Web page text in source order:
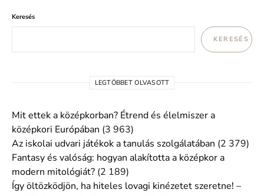
Keresés
KERESÉS
LEGTÖBBET OLVASOTT
Mit ettek a középkorban? Étrend és élelmiszer a
középkori Európában (3 963)
Az iskolai udvari játékok a tanulás szolgálatában (2 379)
Fantasy és valóság: hogyan alakította a középkor a
modern mitológiát? (2 189)
Így öltözködjön, ha hiteles lovagi kinézetet szeretne! –